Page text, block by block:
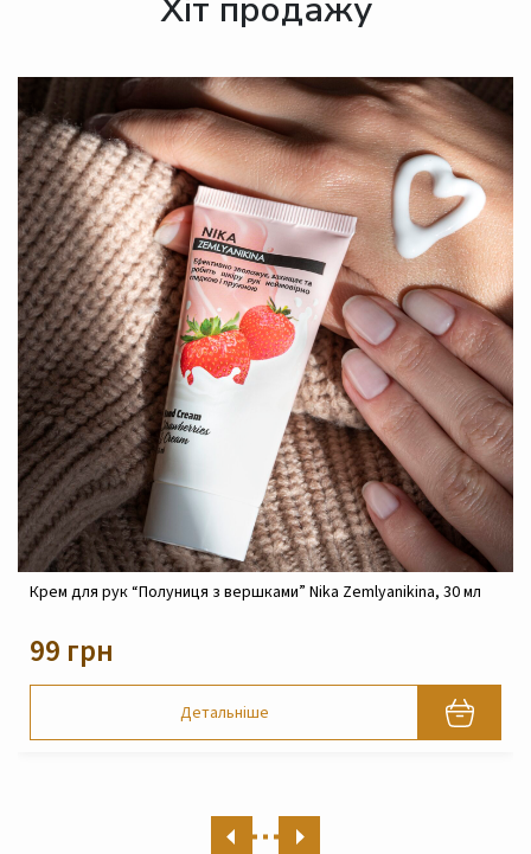
Хіт продажу
Крем для рук “Полуниця з вершками” Nika Zemlyanikina, 30 мл
99 грн
Детальніше